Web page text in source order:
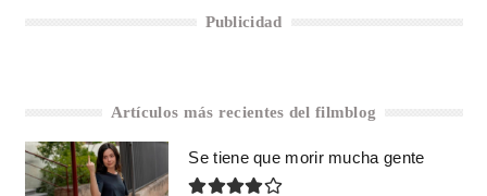
Publicidad
Artículos más recientes del filmblog
Se tiene que morir mucha gente